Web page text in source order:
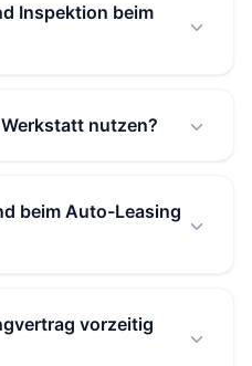
Inspektion beim
nutzen?
beim Auto-Leasing
vorzeitig